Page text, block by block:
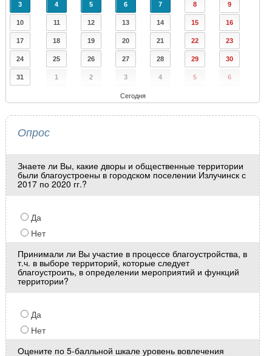
3 4 5 6 7 8 9
10 11 12 13 14 15 16
17 18 19 20 21 22 23
24 25 26 27 28 29 30
31 1 2 3 4 5 6
Сегодня
Опрос
Знаете ли Вы, какие дворы и общественные территории
были благоустроены в городском поселении Излучинск с
2017 по 2020 гг.?
Да
Нет
Принимали ли Вы участие в процессе благоустройства, в
т.ч. в выборе территорий, которые следует
благоустроить, в определении мероприятий и функций
территории?
Да
Нет
Оцените по 5-балльной шкале уровень вовлечения